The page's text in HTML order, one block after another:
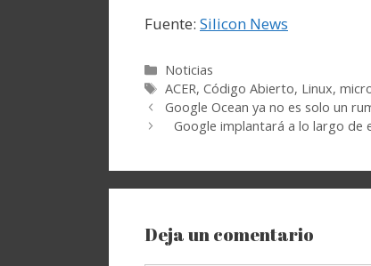
Fuente: Silicon News
Categorías
Noticias
Etiquetas
ACER,Código Abierto, Linux,
Google Ocean ya no es solo un
Google implantará a lo largo de
Deja un comentario